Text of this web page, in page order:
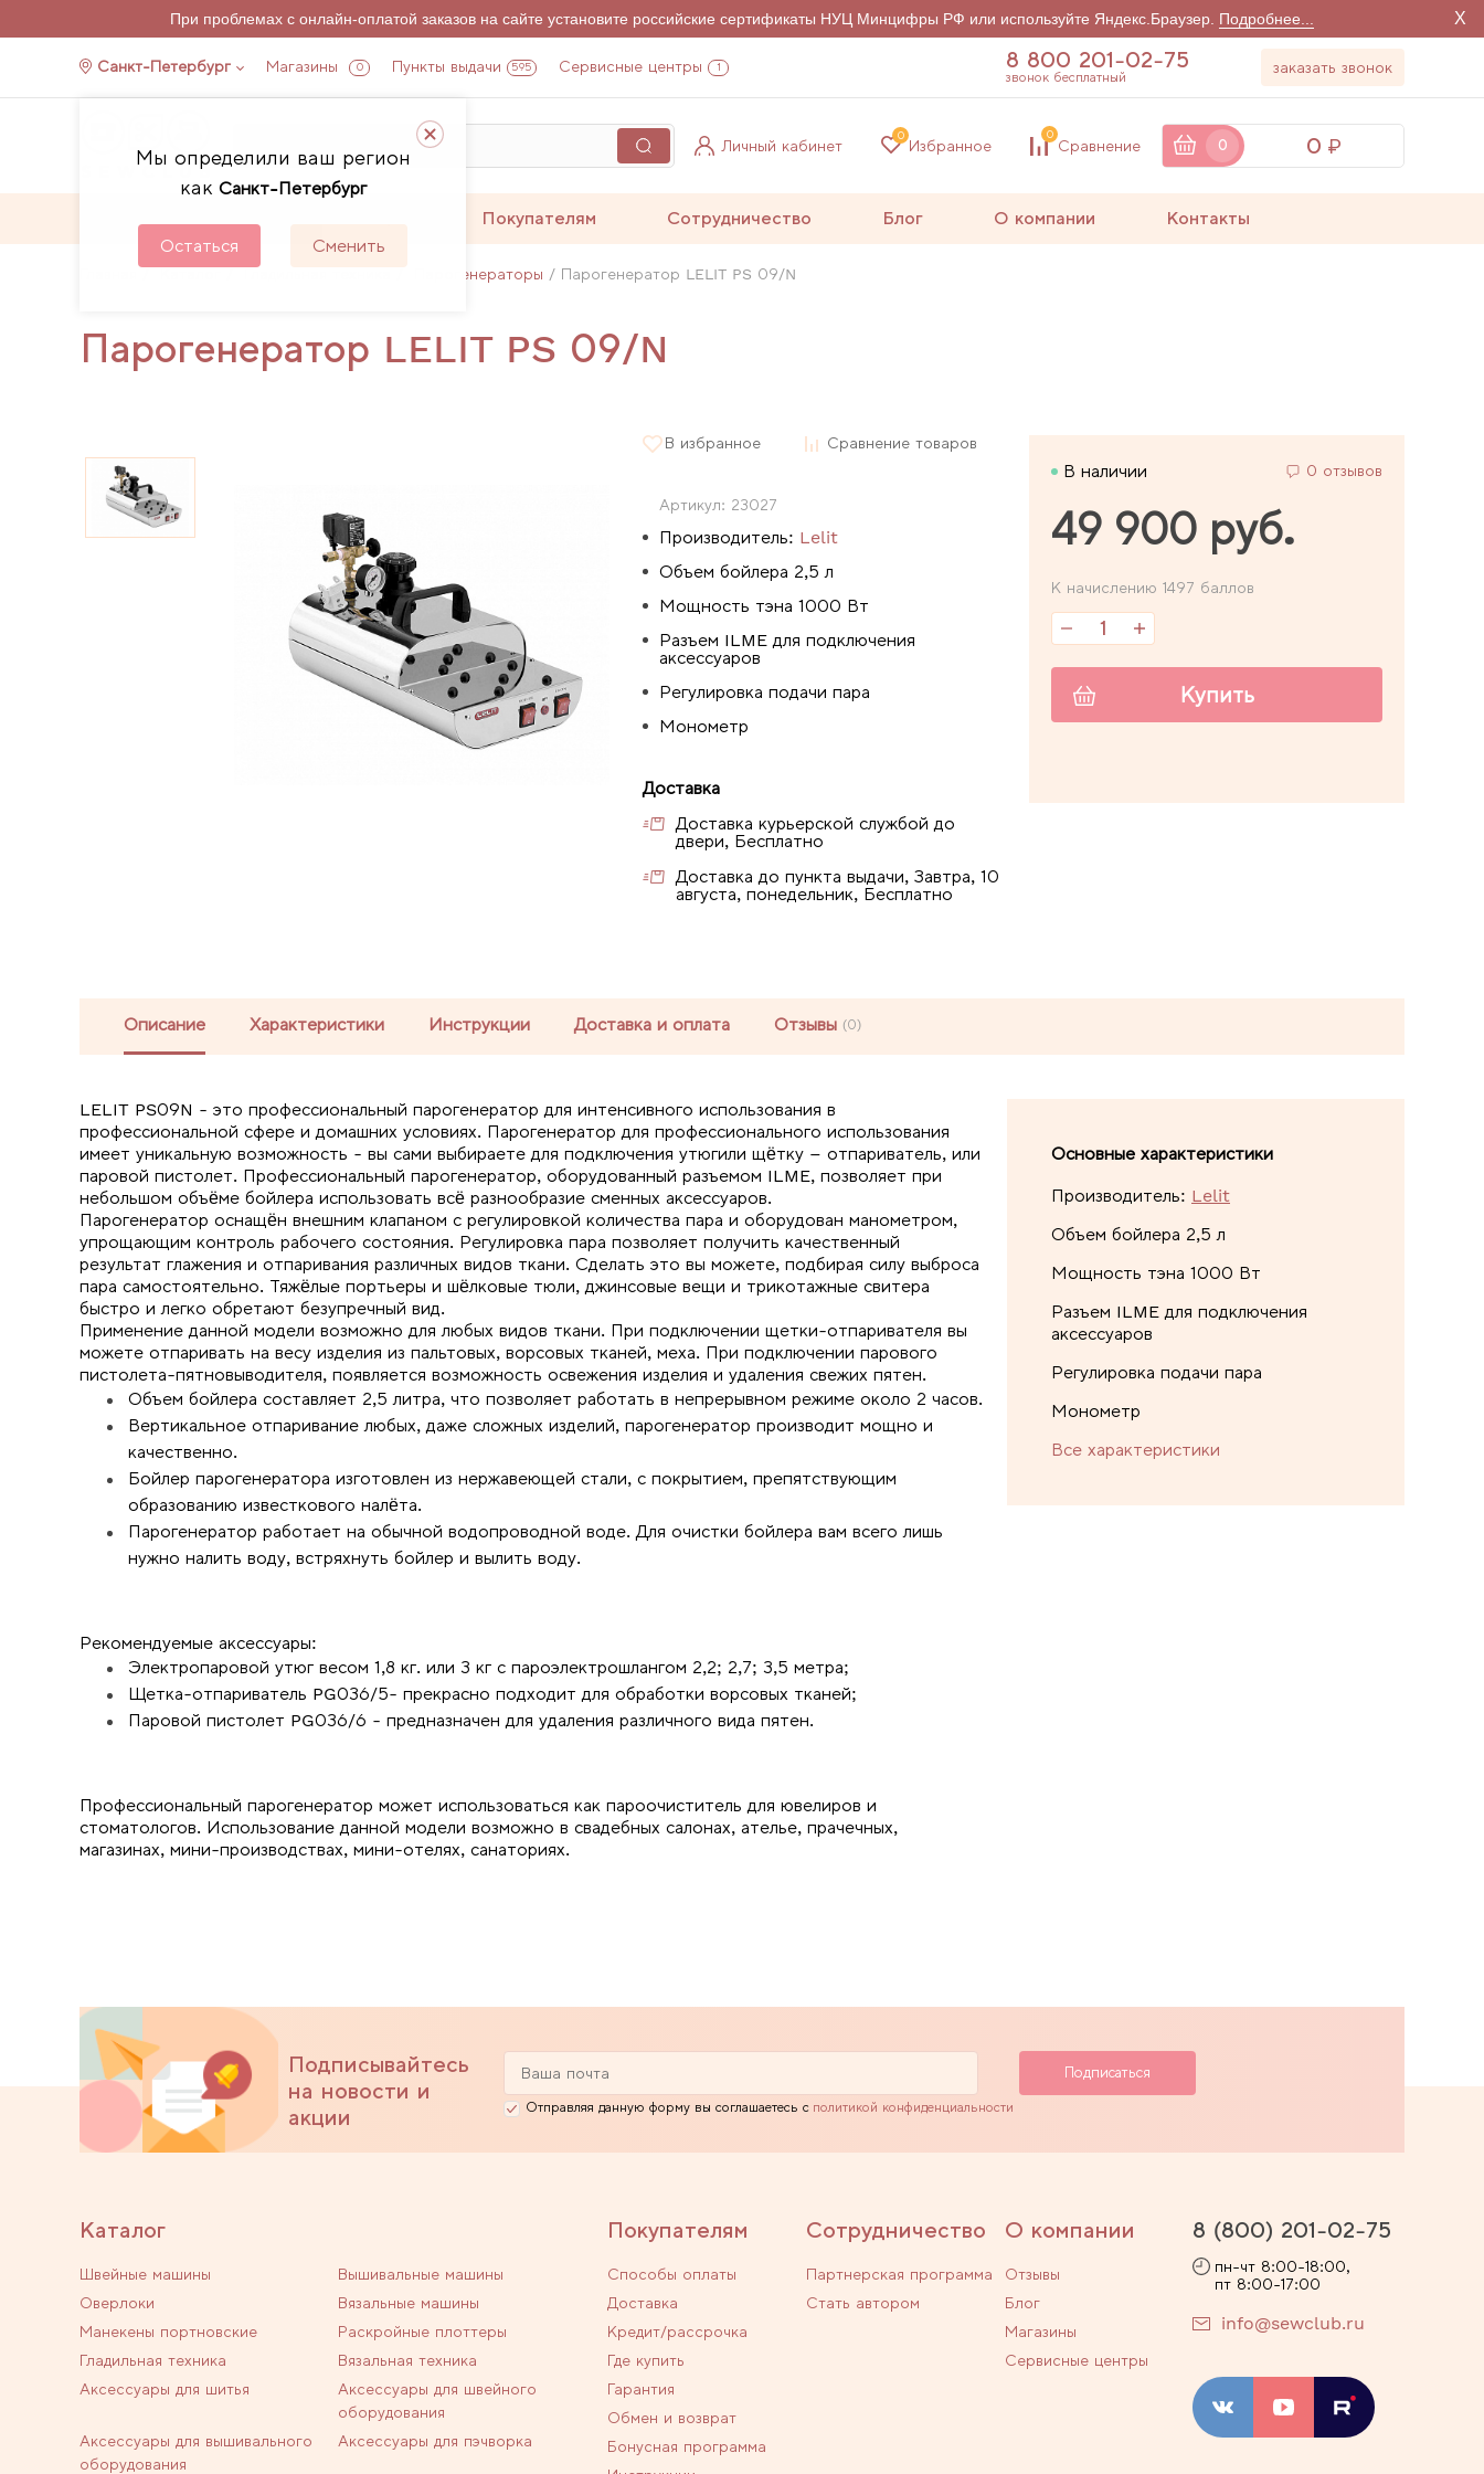
При проблемах с онлайн-оплатой заказов на сайте установите российские сертификаты НУЦ Минцифры РФ или используйте Яндекс.Браузер. Подробнее... X
Санкт-Петербург Магазины 0 Пункты выдачи 595 Сервисные центры 1
Мы определили ваш регион
как Санкт-Петербург
Остаться Сменить
8 800 201-02-75
звонок бесплатный
заказать звонок
Личный кабинет Избранное
0
Сравнение
0
0 0
Покупателям Сотрудничество Блог О компании Контакты
Каталог Гладильная техника Парогенераторы Парогенератор LELIT PS 09/N
Парогенератор LELIT PS 09/N
В избранное Сравнение товаров
Артикул: 23027
Производитель: Lelit
Объем бойлера 2,5 л
Мощность тэна 1000 Вт
Разъем ILME для подключения
аксессуаров
Регулировка подачи пара
Монометр
Доставка
Доставка курьерской службой до
двери, Бесплатно
Доставка до пункта выдачи, Завтра, 10
августа, понедельник, Бесплатно
В наличии 0 отзывов
49 900 руб.
К начислению 1497 баллов
Купить
Описание Характеристики Инструкции Доставка и оплата Отзывы (0)
LELIT PS09N - это профессиональный парогенератор для интенсивного использования в
профессиональной сфере и домашних условиях. Парогенератор для профессионального использования
имеет уникальную возможность - вы сами выбираете для подключения утюгили щётку – отпариватель, или
паровой пистолет. Профессиональный парогенератор, оборудованный разъемом ILME, позволяет при
небольшом объёме бойлера использовать всё разнообразие сменных аксессуаров.
Парогенератор оснащён внешним клапаном с регулировкой количества пара и оборудован манометром,
упрощающим контроль рабочего состояния. Регулировка пара позволяет получить качественный
результат глажения и отпаривания различных видов ткани. Сделать это вы можете, подбирая силу выброса
пара самостоятельно. Тяжёлые портьеры и шёлковые тюли, джинсовые вещи и трикотажные свитера
быстро и легко обретают безупречный вид.
Применение данной модели возможно для любых видов ткани. При подключении щетки-отпаривателя вы
можете отпаривать на весу изделия из пальтовых, ворсовых тканей, меха. При подключении парового
пистолета-пятновыводителя, появляется возможность освежения изделия и удаления свежих пятен.
Объем бойлера составляет 2,5 литра, что позволяет работать в непрерывном режиме около 2 часов.
Вертикальное отпаривание любых, даже сложных изделий, парогенератор производит мощно и
качественно.
Бойлер парогенератора изготовлен из нержавеющей стали, с покрытием, препятствующим
образованию известкового налёта.
Парогенератор работает на обычной водопроводной воде. Для очистки бойлера вам всего лишь
нужно налить воду, встряхнуть бойлер и вылить воду.
Рекомендуемые аксессуары:
Электропаровой утюг весом 1,8 кг. или 3 кг с пароэлектрошлангом 2,2; 2,7; 3,5 метра;
Щетка-отпариватель PG036/5- прекрасно подходит для обработки ворсовых тканей;
Паровой пистолет PG036/6 - предназначен для удаления различного вида пятен.
Профессиональный парогенератор может использоваться как пароочиститель для ювелиров и
стоматологов. Использование данной модели возможно в свадебных салонах, ателье, прачечных,
магазинах, мини-производствах, мини-отелях, санаториях.
Основные характеристики
Производитель: Lelit
Объем бойлера 2,5 л
Мощность тэна 1000 Вт
Разъем ILME для подключения
аксессуаров
Регулировка подачи пара
Монометр
Все характеристики
Подписывайтесь
на новости и
акции
Отправляя данную форму вы соглашаетесь с политикой конфиденциальности
Каталог
Швейные машины
Вышивальные машины
Оверлоки
Вязальные машины
Манекены портновские
Раскройные плоттеры
Гладильная техника
Вязальная техника
Аксессуары для шитья
Аксессуары для швейного
оборудования
Аксессуары для вышивального
оборудования
Аксессуары для пэчворка
Покупателям
Способы оплаты
Доставка
Кредит/рассрочка
Где купить
Гарантия
Обмен и возврат
Бонусная программа
Сотрудничество
Партнерская программа
Стать автором
О компании
Отзывы
Блог
Магазины
Сервисные центры
8 (800) 201-02-75
пн-чт 8:00-18:00,
пт 8:00-17:00
info@sewclub.ru